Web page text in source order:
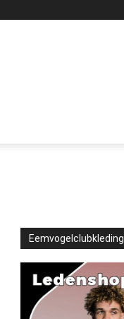
Eemvogelclubkleding